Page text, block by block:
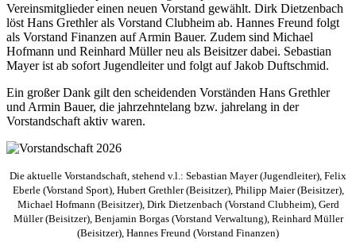
Vereinsmitglieder einen neuen Vorstand gewählt. Dirk Dietzenbach
löst Hans Grethler als Vorstand Clubheim ab. Hannes Freund folgt
als Vorstand Finanzen auf Armin Bauer. Zudem sind Michael
Hofmann und Reinhard Müller neu als Beisitzer dabei. Sebastian
Mayer ist ab sofort Jugendleiter und folgt auf Jakob Duftschmid.
Ein großer Dank gilt den scheidenden Vorständen Hans Grethler
und Armin Bauer, die jahrzehntelang bzw. jahrelang in der
Vorstandschaft aktiv waren.
Die aktuelle Vorstandschaft, stehend v.l.: Sebastian Mayer (Jugendleiter), Felix
Eberle (Vorstand Sport), Hubert Grethler (Beisitzer), Philipp Maier (Beisitzer),
Michael Hofmann (Beisitzer), Dirk Dietzenbach (Vorstand Clubheim), Gerd
Müller (Beisitzer), Benjamin Borgas (Vorstand Verwaltung), Reinhard Müller
(Beisitzer), Hannes Freund (Vorstand Finanzen)